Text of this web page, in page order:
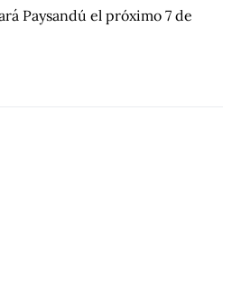
Paysandú el próximo 7 de